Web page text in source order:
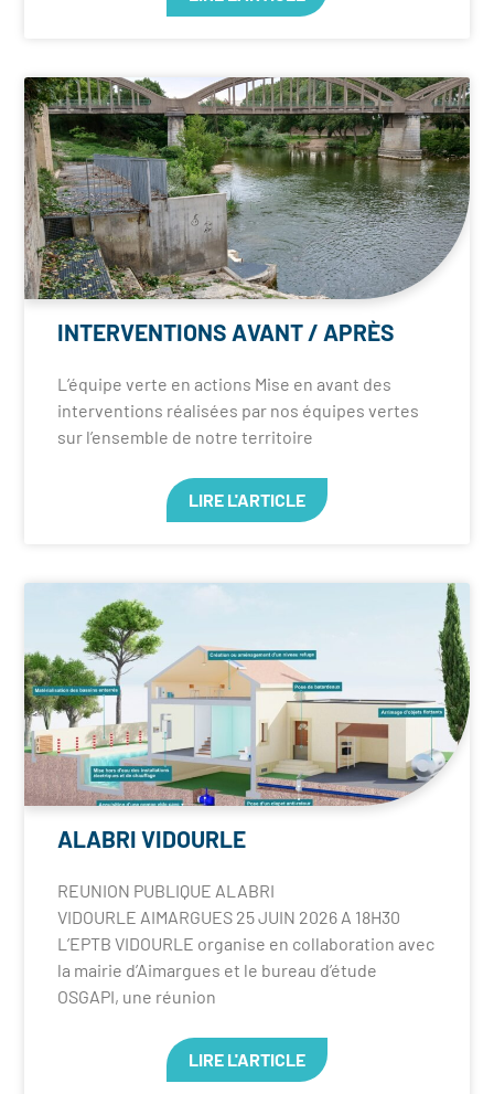
INTERVENTIONS AVANT / APRÈS
L’équipe verte en actions Mise en avant des
interventions réalisées par nos équipes vertes
sur l’ensemble de notre territoire
LIRE L'ARTICLE
ALABRI VIDOURLE
REUNION PUBLIQUE ALABRI
VIDOURLE AIMARGUES 25 JUIN 2026 A 18H30
L’EPTB VIDOURLE organise en collaboration avec
la mairie d’Aimargues et le bureau d’étude
OSGAPI, une réunion
LIRE L'ARTICLE